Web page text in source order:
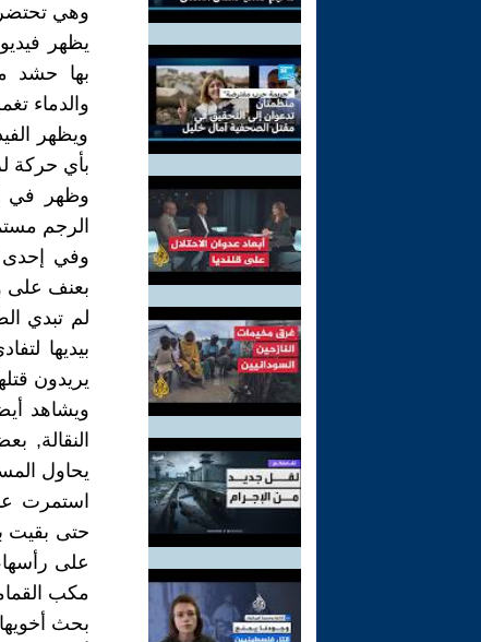
وهي تحتضر
يظهر
بها حشد
والدماء
ويظهر
بأي حركة
وظهر في
الرجم
وفي إحدى
بعنف على
لم تبدي
بيديها
يريدون
ويشاهد
النقالة,
يحاول
استمرت
حتى بقيت
على
مكب
بحث